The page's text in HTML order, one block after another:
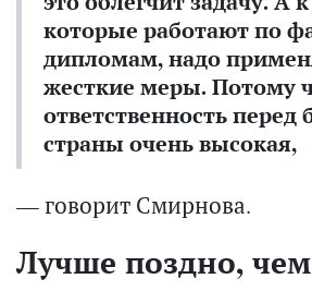
которые работают по
дипломам, надо
жесткие меры. Потому
ответственностьперед
страны очень высокая,
— говорит Смирнова.
Лучше поздно,